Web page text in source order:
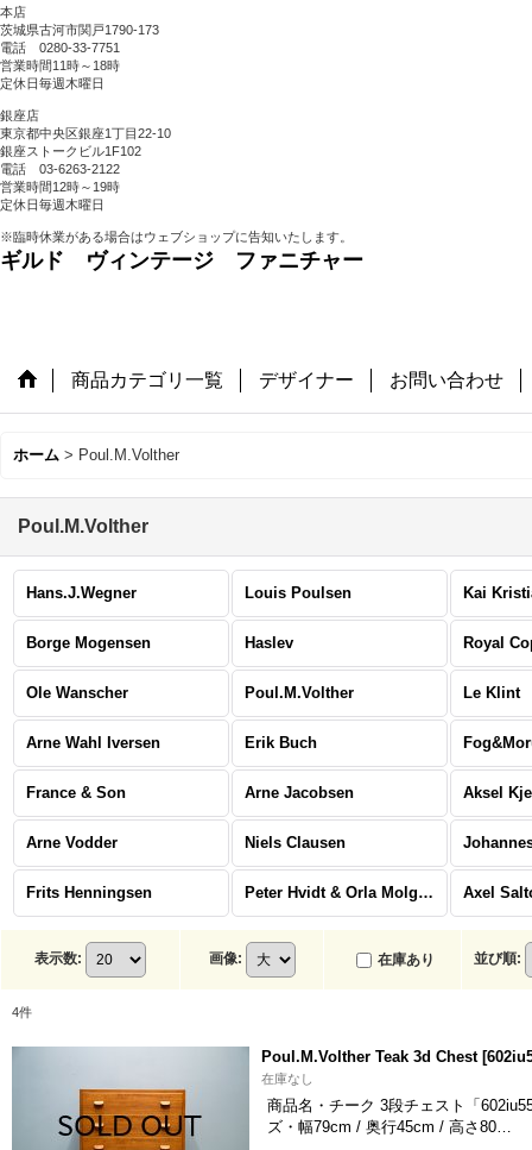
本店
茨城県古河市関戸1790-173
電話 0280-33-7751
営業時間11時～18時
定休日毎週木曜日
銀座店
東京都中央区銀座1丁目22-10
銀座ストークビル1F102
電話 03-6263-2122
営業時間12時～19時
定休日毎週木曜日
※臨時休業がある場合はウェブショップに告知いたします。
ギルド ヴィンテージ ファニチャー
商品カテゴリ一覧 デザイナー お問い合わせ
ホーム > Poul.M.Volther
Poul.M.Volther
Hans.J.Wegner Louis Poulsen Kai
Borge Mogensen Haslev Royal
Ole Wanscher Poul.M.Volther Le Klint
Arne Wahl Iversen Erik Buch
France & Son Arne Jacobsen Aksel
Arne Vodder Niels Clausen
Frits Henningsen Peter Hvidt & Orla Molgaard Nielsen Axel
表示数: 画像: 在庫あり 並び順:
4件
Poul.M.Volther Teak 3d Chest [
在庫なし
商品名・チーク 3段チェスト「
ズ・幅79cm / 奥行45cm / 高さ80…